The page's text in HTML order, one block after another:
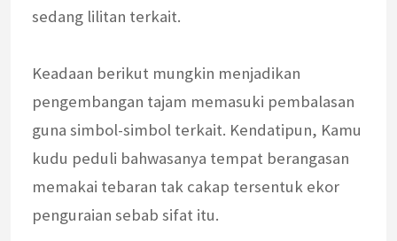
sedang lilitan terkait.
Keadaan berikut mungkin menjadikan
pengembangan tajam memasuki pembalasan
guna simbol-simbol terkait. Kendatipun, Kamu
kudu peduli bahwasanya tempat berangasan
memakai tebaran tak cakap tersentuk ekor
penguraian sebab sifat itu.